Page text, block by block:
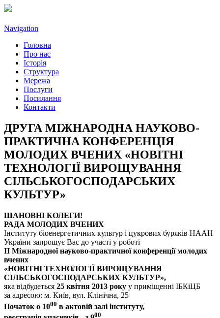
Navigation
Головна
Про нас
Історія
Структура
Мережа
Послуги
Посилання
Контакти
ДРУГА МІЖНАРОДНА НАУКОВО-
ПРАКТИЧНА КОНФЕРЕНЦІЯ
МОЛОДИХ ВЧЕНИХ «НОВІТНІ
ТЕХНОЛОГІЇ ВИРОЩУВАННЯ
СІЛЬСЬКОГОСПОДАРСЬКИХ
КУЛЬТУР»
ШАНОВНІ КОЛЕГИ!
РАДА МОЛОДИХ ВЧЕНИХ
Інституту біоенергетичних культур і цукрових буряків НААН
України запрошує Вас до участі у роботі
ІІ Міжнародної науково-практичної конференції молодих
вчених
«НОВІТНІ ТЕХНОЛОГІЇ ВИРОЩУВАННЯ
СІЛЬСЬКОГОСПОДАРСЬКИХ КУЛЬТУР»,
яка відбудеться 25 квітня 2013 року у приміщенні ІБКіЦБ
за адресою: м. Київ, вул. Клінічна, 25
Початок о 1000 в актовій залі інституту,
00